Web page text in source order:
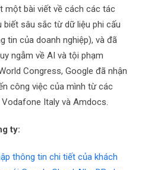
một bài viết về cách các tác
biết sâu sắc từ dữ liệu phi cấu
tin của doanh nghiệp), và đã
ngẫm về AI và tội phạm
Congress, Google đã nhận
công việc của mình từ các
Italy và Amdocs.
ty:
thông tin chi tiết của khách